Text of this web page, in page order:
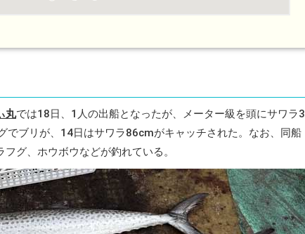
丸では18日、1人の出船となったが、メーター級を頭にサワラ3
でブリが、14日はサワラ86cmがキャッチされた。なお、同船
グ、ホウボウなどが釣れている。